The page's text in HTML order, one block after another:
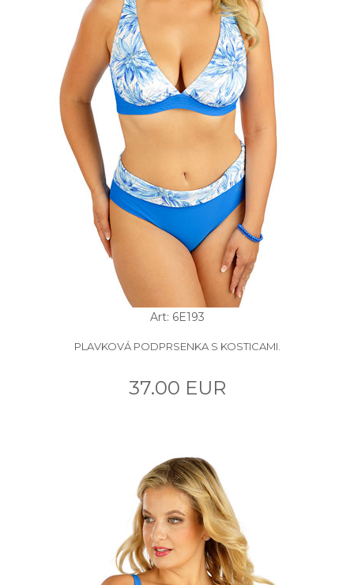
Art: 6E193
PLAVKOVÁ PODPRSENKA S KOSTICAMI.
37.00 EUR